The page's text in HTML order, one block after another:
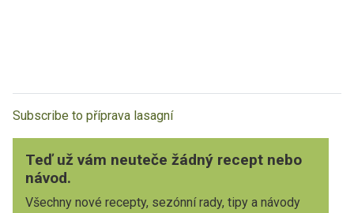
Subscribe to příprava lasagní
Teď už vám neuteče žádný recept nebo
návod.
Všechny nové recepty, sezónní rady, tipy a návody